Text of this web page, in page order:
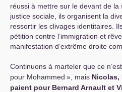
réussi à mettre sur le devant de
justice sociale, ils organisent la
ressortir les clivages identitaires.
pétition contre l’immigration et
manifestation d’extrême droite
Continuons à marteler que ce
pour Mohammed », mais Nicolas,
paient pour Bernard Arnault et